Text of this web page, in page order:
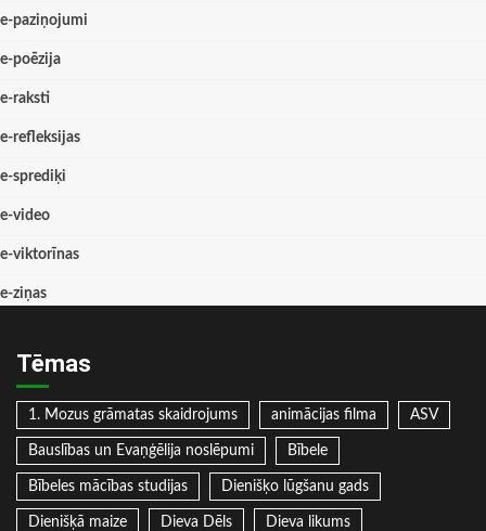
e-paziņojumi
e-poēzija
e-raksti
e-refleksijas
e-sprediķi
e-video
e-viktorīnas
e-ziņas
Tēmas
1. Mozus grāmatas skaidrojums animācijas filma ASV
Bauslības un Evaņģēlija noslēpumi Bībele
Bībeles mācības studijas Dienišķo lūgšanu gads
Dienišķā maize Dieva Dēls Dieva likums